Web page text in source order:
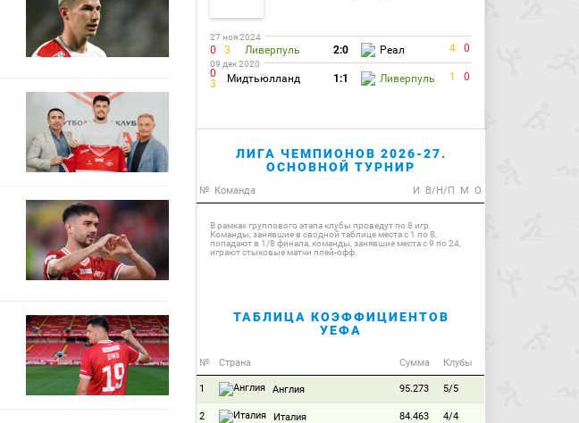
27 ноя 2024
0 3 Ливерпуль 2:0 Реал 4 0
09 дек 2020
0
3
Мидтьюлланд 1:1 Ливерпуль 1 0
ЛИГА ЧЕМПИОНОВ 2026-27.
ОСНОВНОЙ ТУРНИР
№ Команда И В/Н/П М О
В рамках группового этапа клубы проведут по 8 игр.
Команды, занявшие в сводной таблице места с 1 по 8,
попадают в 1/8 финала, команды, занявшие места с 9 по 24,
играют стыковые матчи плей-офф.
ТАБЛИЦА КОЭФФИЦИЕНТОВ
УЕФА
№ Страна Сумма Клубы
1 Англия 95.273 5/5
2 Италия 84.463 4/4